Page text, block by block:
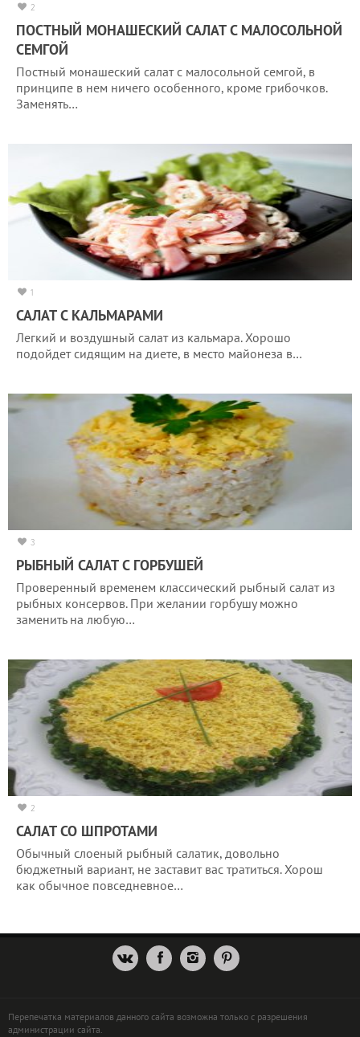
2
ПОСТНЫЙ МОНАШЕСКИЙ САЛАТ С МАЛОСОЛЬНОЙ
СЕМГОЙ
Постный монашеский салат с малосольной семгой, в
принципе в нем ничего особенного, кроме грибочков.
Заменять…
1
САЛАТ С КАЛЬМАРАМИ
Легкий и воздушный салат из кальмара. Хорошо
подойдет сидящим на диете, в место майонеза в…
3
РЫБНЫЙ САЛАТ С ГОРБУШЕЙ
Проверенный временем классический рыбный салат из
рыбных консервов. При желании горбушу можно
заменить на любую…
2
САЛАТ СО ШПРОТАМИ
Обычный слоеный рыбный салатик, довольно
бюджетный вариант, не заставит вас тратиться. Хорош
как обычное повседневное…
Перепечатка материалов данного сайта возможна только с разрешения
администрации сайта.